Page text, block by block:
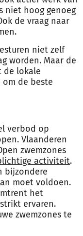
niet hoog genoeg
de vraag naar
niet zelf
worden. Maar de
de lokale
de beste
verbod op
Vlaanderen
zwemzones
activiteit.
bijzondere
moet voldoen.
het
ervaren.
zwemzones te